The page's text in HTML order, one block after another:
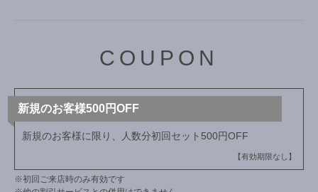
COUPON
新規のお客様500円OFF
新規のお客様に限り、人数分初回セット500円OFF
【有効期限なし】
※初回ご来店時のみ有効です